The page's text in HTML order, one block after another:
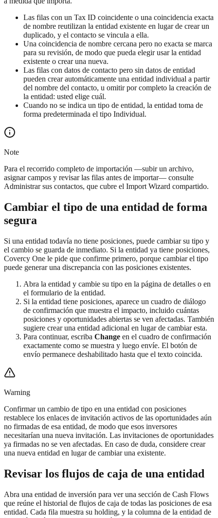
Las filas con un Tax ID coincidente o una coincidencia exacta
de nombre reutilizan la entidad existente en lugar de crear un
duplicado, y el contacto se vincula a ella.
Una coincidencia de nombre cercana pero no exacta se marca
para su revisión, de modo que pueda elegir usar la entidad
existente o crear una nueva.
Las filas con datos de contacto pero sin datos de entidad
pueden crear automáticamente una entidad individual a partir
del nombre del contacto, u omitir por completo la creación de
la entidad: usted elige cuál.
Cuando no se indica un tipo de entidad, la entidad toma de
forma predeterminada el tipo Individual.
Note
Para el recorrido completo de importación —subir un archivo,
asignar campos y revisar las filas antes de importar— consulte
Administrar sus contactos, que cubre el Import Wizard compartido.
Cambiar el tipo de una entidad de forma
segura
Si una entidad todavía no tiene posiciones, puede cambiar su tipo y
el cambio se guarda de inmediato. Si la entidad ya tiene posiciones,
Covercy One le pide que confirme primero, porque cambiar el tipo
puede generar una discrepancia con las posiciones existentes.
Abra la entidad y cambie su tipo en la página de detalles o en
el formulario de la entidad.
Si la entidad tiene posiciones, aparece un cuadro de diálogo
de confirmación que muestra el impacto, incluido cuántas
posiciones y oportunidades abiertas se ven afectadas. También
sugiere crear una entidad adicional en lugar de cambiar esta.
Para continuar, escriba Change en el cuadro de confirmación
exactamente como se muestra y luego envíe. El botón de
envío permanece deshabilitado hasta que el texto coincida.
Warning
Confirmar un cambio de tipo en una entidad con posiciones
restablece los enlaces de invitación activos de las oportunidades aún
no firmadas de esa entidad, de modo que esos inversores
necesitarían una nueva invitación. Las invitaciones de oportunidades
ya firmadas no se ven afectadas. En caso de duda, considere crear
una nueva entidad en lugar de cambiar una existente.
Revisar los flujos de caja de una entidad
Abra una entidad de inversión para ver una sección de Cash Flows
que reúne el historial de flujos de caja de todas las posiciones de esa
entidad. Cada fila muestra su holding, y la columna de la entidad de